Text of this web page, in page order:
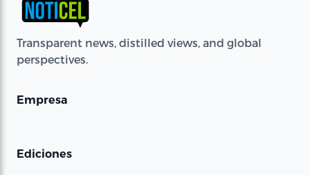
Transparent news, distilled views, and global
perspectives.
Empresa
Ediciones